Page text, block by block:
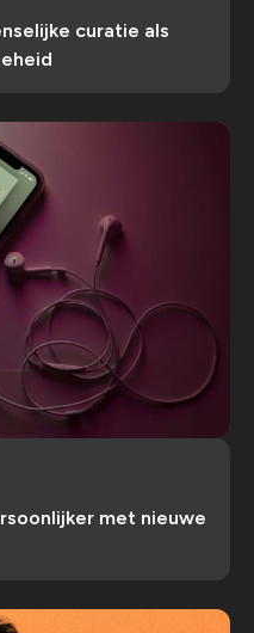
curatie als
met nieuwe